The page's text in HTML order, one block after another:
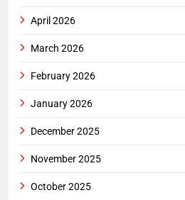
April 2026
March 2026
February 2026
January 2026
December 2025
November 2025
October 2025